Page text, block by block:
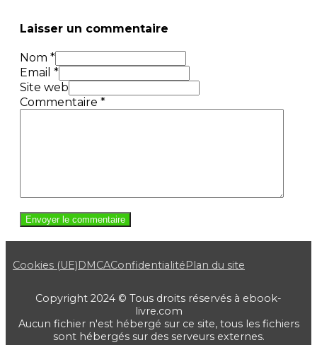
Laisser un commentaire
Nom *
Email *
Site web
Commentaire *
Cookies (UE)DMCAConfidentialitéPlan du site
Copyright 2024 © Tous droits réservés à ebook-
livre.com
Aucun fichier n'est hébergé sur ce site, tous les fichiers
sont hébergés sur des serveurs externes.